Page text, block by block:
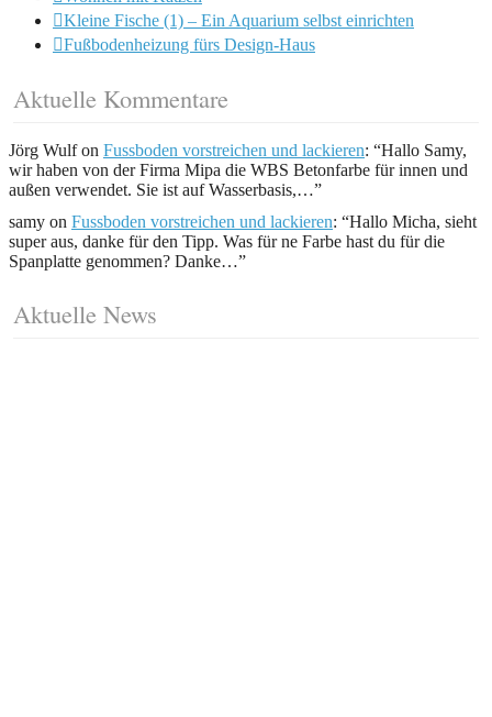
Kleine Fische (1) – Ein Aquarium selbst einrichten
Fußbodenheizung fürs Design-Haus
Aktuelle Kommentare
Jörg Wulfon Fussboden vorstreichen und lackieren: “Hallo Samy,
wir haben von der Firma Mipa die WBS Betonfarbe für innen und
außen verwendet. Sie ist auf Wasserbasis,…”
samy on Fussboden vorstreichen und lackieren: “Hallo Micha, sieht
super aus, danke für den Tipp. Was für ne Farbe hast du für die
Spanplatte genommen? Danke…”
Aktuelle News